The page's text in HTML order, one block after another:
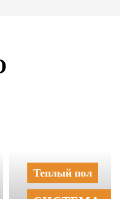
Теплый пол